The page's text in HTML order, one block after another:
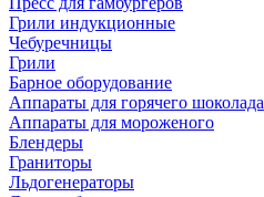
Грили индукционные
Чебуречницы
Грили
Барное оборудование
Аппараты для горячего шоколада
Аппараты для мороженого
Блендеры
Граниторы
Льдогенераторы